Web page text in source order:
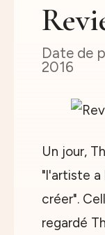
2016
Un jour,
"l'artiste a
créer".
regardé